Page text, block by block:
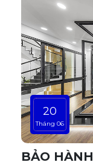
20
Tháng 06
BẢO HÀNH